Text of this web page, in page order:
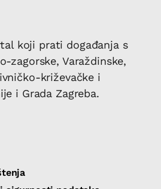
koji prati događanja s
zagorske, Varaždinske,
križevačke i
i Grada Zagreba.